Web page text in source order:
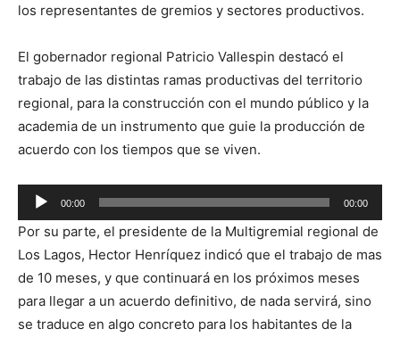
los representantes de gremios y sectores productivos.
El gobernador regional Patricio Vallespin destacó el
trabajo de las distintas ramas productivas del territorio
regional, para la construcción con el mundo público y la
academia de un instrumento que guie la producción de
acuerdo con los tiempos que se viven.
Reproductor
de
audio
00:00 00:00
Por su parte, el presidente de la Multigremial regional de
Los Lagos, Hector Henríquez indicó que el trabajo de mas
de 10 meses, y que continuará en los próximos meses
para llegar a un acuerdo definitivo, de nada servirá, sino
se traduce en algo concreto para los habitantes de la